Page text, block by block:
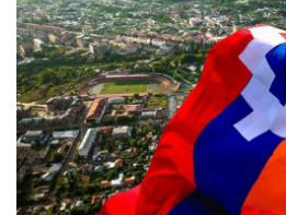
քննարկվել է TRIPP
իրականացումը
08.08.2026 12:32
Մաքսիմ Հակոբյանն այսօր
տարեկան
08.08.2026 09:40